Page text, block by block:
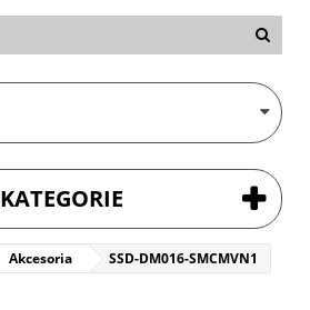
KATEGORIE
Akcesoria SSD-DM016-SMCMVN1